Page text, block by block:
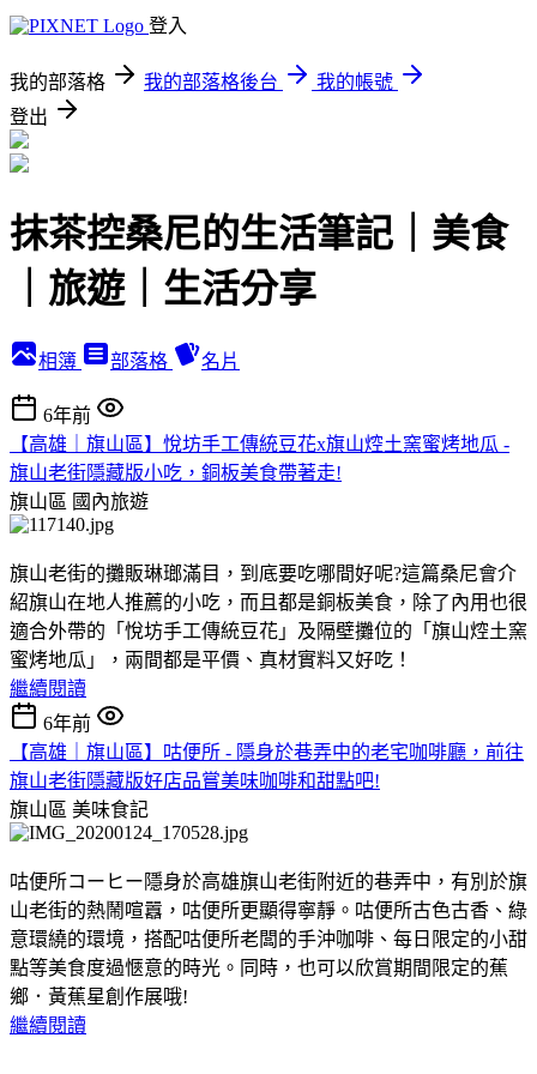
登入
我的部落格 我的部落格後台
我的帳號
登出
抹茶控桑尼的生活筆記｜美食
｜旅遊｜生活分享
相簿 部落格 名片
6年前
【高雄｜旗山區】悅坊手工傳統豆花x旗山焢土窯蜜烤地瓜 -
旗山老街隱藏版小吃，銅板美食帶著走!
旗山區 國內旅遊
旗山老街的攤販琳瑯滿目，到底要吃哪間好呢?這篇桑尼會介
紹旗山在地人推薦的小吃，而且都是銅板美食，除了內用也很
適合外帶的「悅坊手工傳統豆花」及隔壁攤位的「旗山焢土窯
蜜烤地瓜」，兩間都是平價、真材實料又好吃！
繼續閱讀
6年前
【高雄｜旗山區】咕便所 - 隱身於巷弄中的老宅咖啡廳，前往
旗山老街隱藏版好店品嘗美味咖啡和甜點吧!
旗山區 美味食記
咕便所コーヒー隱身於高雄旗山老街附近的巷弄中，有別於旗
山老街的熱鬧喧囂，咕便所更顯得寧靜。咕便所古色古香、綠
意環繞的環境，搭配咕便所老闆的手沖咖啡、每日限定的小甜
點等美食度過愜意的時光。同時，也可以欣賞期間限定的蕉
鄉．黃蕉星創作展哦!
繼續閱讀